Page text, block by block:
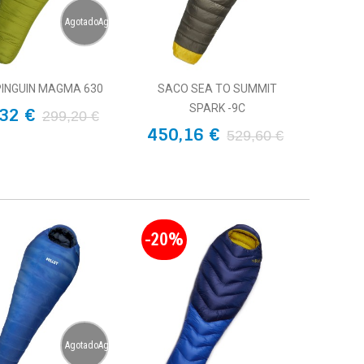
AgotadoAgotado
MAGMA 630
€ 299,20 €
SACO SEA TO SUMMIT
SPARK -9C
450,16 € 529,60 €
AgotadoAgotado
-20%